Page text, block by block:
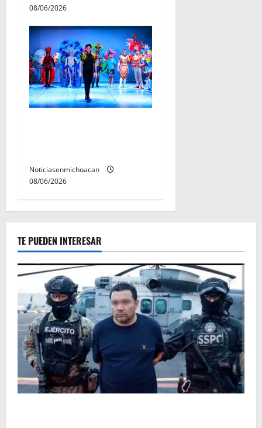
08/06/2026
Noticiasenmichoacan
08/06/2026
TE PUEDEN INTERESAR